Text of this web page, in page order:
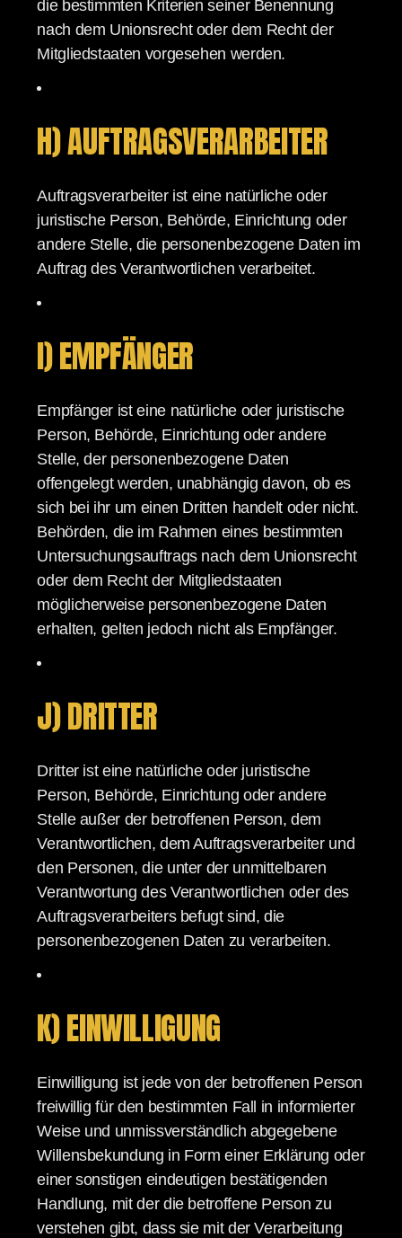
die bestimmten Kriterien seiner Benennung
nach dem Unionsrecht oder dem Recht der
Mitgliedstaaten vorgesehen werden.
H) AUFTRAGSVERARBEITER
Auftragsverarbeiter ist eine natürliche oder
juristische Person, Behörde, Einrichtung oder
andere Stelle, die personenbezogene Daten im
Auftrag des Verantwortlichen verarbeitet.
I) EMPFÄNGER
Empfänger ist eine natürliche oder juristische
Person, Behörde, Einrichtung oder andere
Stelle, der personenbezogene Daten
offengelegt werden, unabhängig davon, ob es
sich bei ihr um einen Dritten handelt oder nicht.
Behörden, die im Rahmen eines bestimmten
Untersuchungsauftrags nach dem Unionsrecht
oder dem Recht der Mitgliedstaaten
möglicherweise personenbezogene Daten
erhalten, gelten jedoch nicht als Empfänger.
J) DRITTER
Dritter ist eine natürliche oder juristische
Person, Behörde, Einrichtung oder andere
Stelle außer der betroffenen Person, dem
Verantwortlichen, dem Auftragsverarbeiter und
den Personen, die unter der unmittelbaren
Verantwortung des Verantwortlichen oder des
Auftragsverarbeiters befugt sind, die
personenbezogenen Daten zu verarbeiten.
K) EINWILLIGUNG
Einwilligung ist jede von der betroffenen Person
freiwillig für den bestimmten Fall in informierter
Weise und unmissverständlich abgegebene
Willensbekundung in Form einer Erklärung oder
einer sonstigen eindeutigen bestätigenden
Handlung, mit der die betroffene Person zu
verstehen gibt, dass sie mit der Verarbeitung